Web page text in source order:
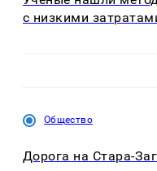
с низкими
Общество
Дорога на Стара-